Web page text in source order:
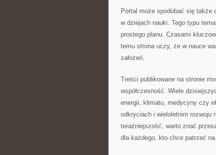
Portal może spodobać się
w dziejach nauki. Tego typu
prostego planu. Czasami
temu strona uczy, że w nauce
założeń.
Treści publikowane na stronie
współczesność. Wiele
energii, klimatu, medycyny czy
odkryciach i wieloletnim rozwoju
teraźniejszość, warto znać
dla każdego, kto chce patrzeć